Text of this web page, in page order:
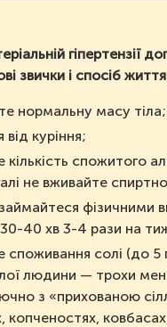
гіпертензії
звички і спосіб
нормальну масу тіла;
куріння;
спожитого
не вживайте
фізичними
40 хв 3-4 рази на
солі (до 5
людини — трохи
з «прихованою
копченостях,